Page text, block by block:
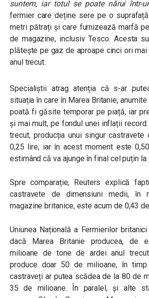
suntem, iar totul se poate nărui într-
fermier care deține sere pe o
metri pătrați și care furnizează marfă
de magazine, inclusiv Tesco. Acesta
plătește pe gaz de aproape cinci ori
anul trecut.
Specialiștii atrag atenția că s-ar
situația în care în Marea Britanie,
poată fi găsite temporar pe piață, iar
și mai mult, pe fondul unei inflații
trecut, producția unui singur castravete
0,25 lire, iar în acest moment este
estimând că va ajunge în final cel puțin la
Spre comparație, Reuters explică
castravete de dimensiuni medii, în
magazine britanice, este acum de 0,43
Uniunea Națională a Fermierilor
dacă Marea Britanie producea, de
milioane de tone de ardei anul
produce doar 50 de milioane, în
castraveți ar putea scădea de la 80 de
35 de milioane. În paralel, și alte